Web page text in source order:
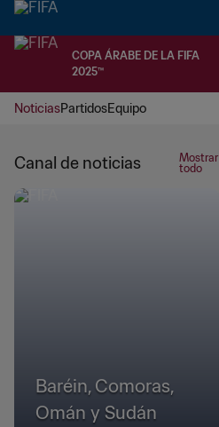
COPA ÁRABE DE LA FIFA
2025™
NoticiasPartidosEquipo
Canal de noticias
Mostrar
todo
Baréin, Comoras,
Omán y Sudán